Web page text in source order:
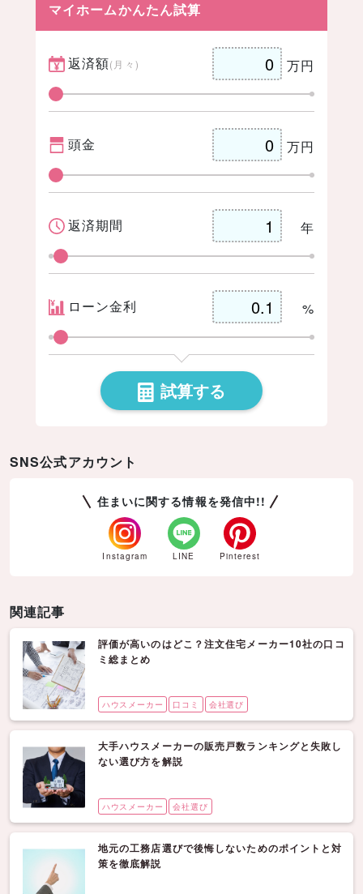
ク
t
マイホームかんたん試算
返済額(月々) 万円
頭金 万円
返済期間 年
ローン金利 %
試算する
SNS公式アカウント
住まいに関する情報を発信中!!
Instagram LINE Pinterest
関連記事
評価が高いのはどこ？注文住宅メーカー10社の口コ
ミ総まとめ
ハウスメーカー 口コミ 会社選び
大手ハウスメーカーの販売戸数ランキングと失敗し
ない選び方を解説
ハウスメーカー 会社選び
地元の工務店選びで後悔しないためのポイントと対
策を徹底解説